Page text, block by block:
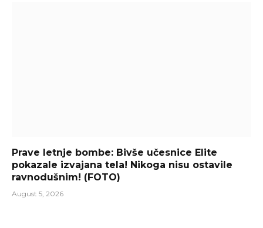
Prave letnje bombe: Bivše učesnice Elite
pokazale izvajana tela! Nikoga nisu ostavile
ravnodušnim! (FOTO)
August 5, 2026